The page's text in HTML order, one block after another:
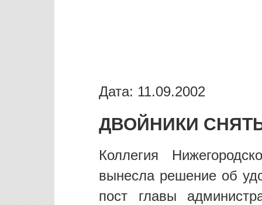
Дата: 11.09.2002
ДВОЙНИКИ
Коллегия
вынесла решение об
пост главы